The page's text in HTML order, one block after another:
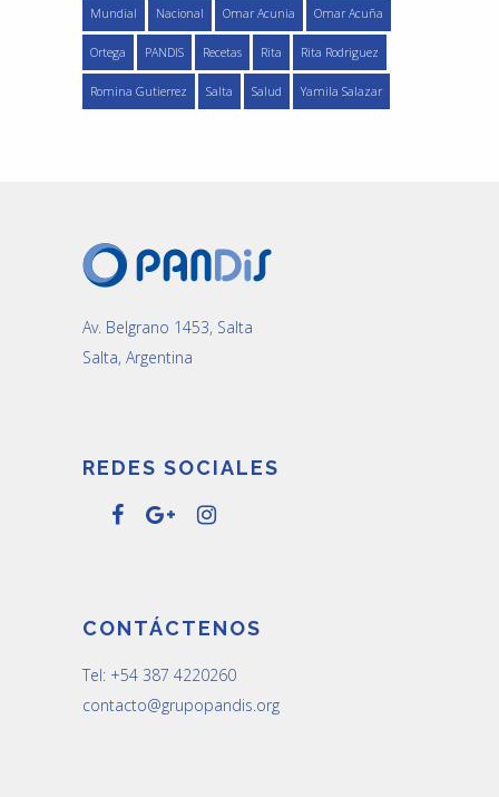
Mundial Nacional Omar Acunia Omar Acuña
Ortega PANDIS Recetas Rita Rita Rodriguez
Romina Gutierrez Salta Salud Yamila Salazar
Av. Belgrano 1453, Salta
Salta, Argentina
REDES SOCIALES
CONTÁCTENOS
Tel: +54 387 4220260
contacto@grupopandis.org